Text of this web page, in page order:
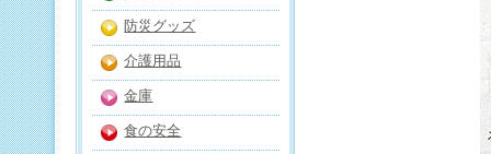
防災グッズ
介護用品
金庫
食の安全